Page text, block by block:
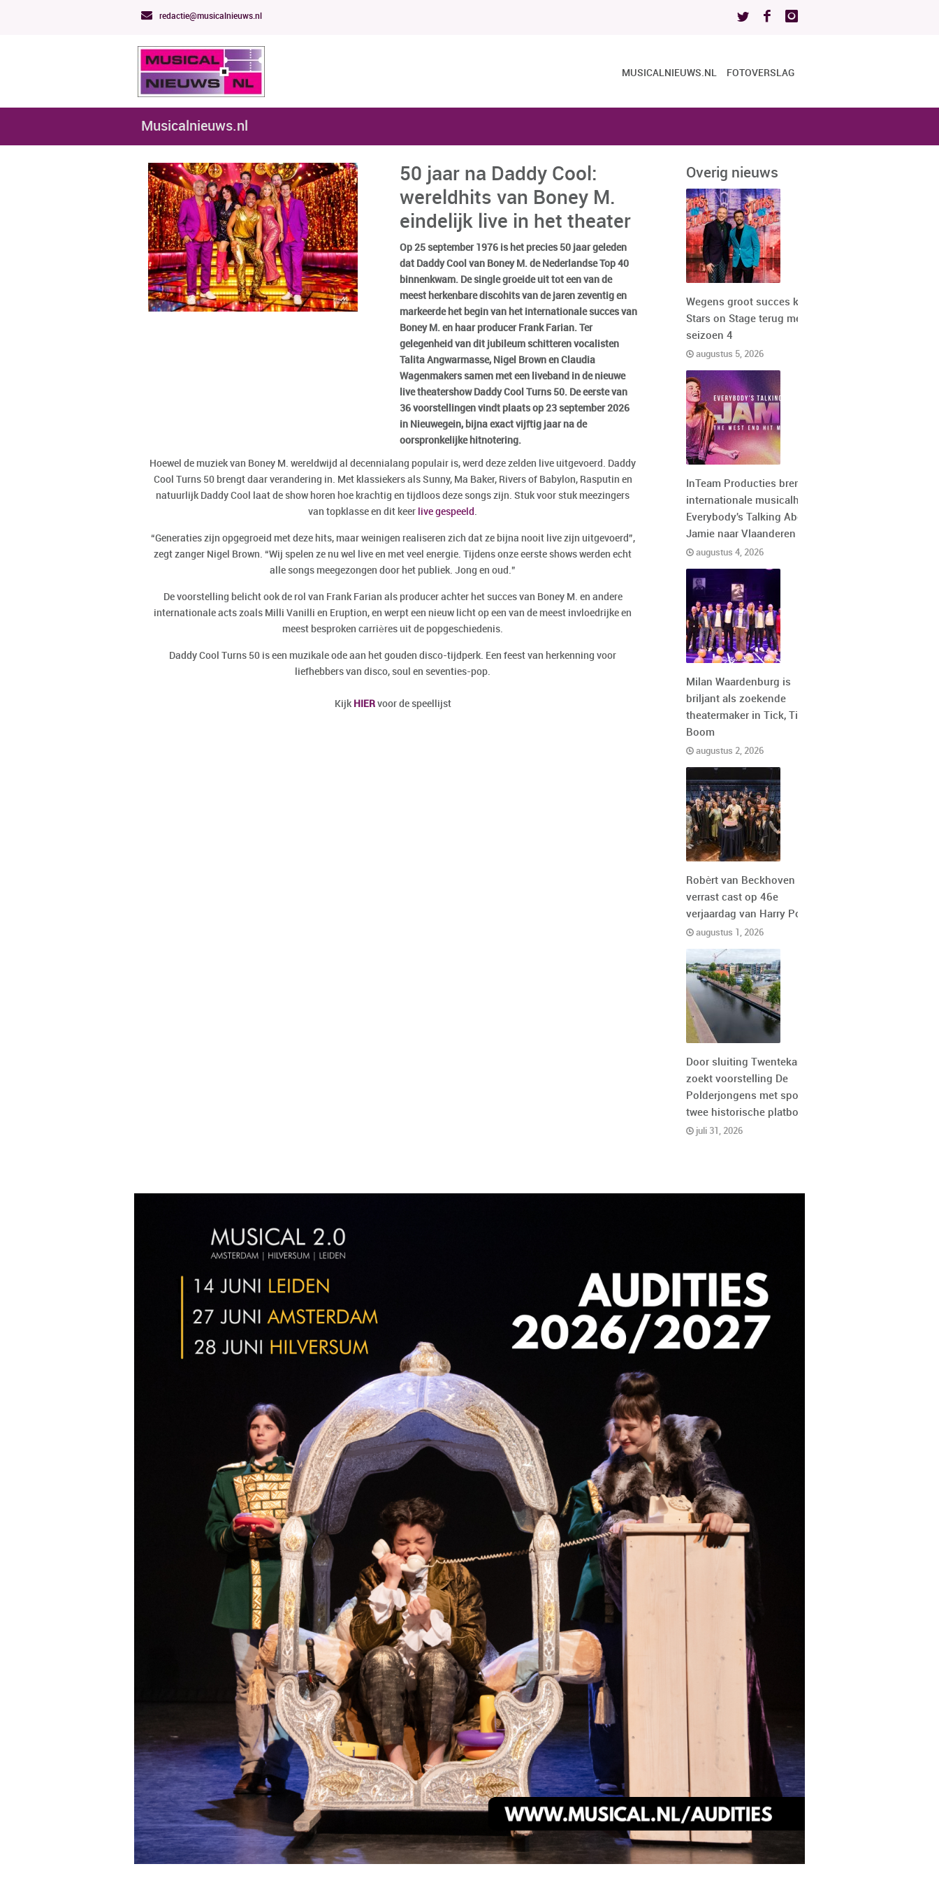
redactie@musicalnieuws.nl
MUSICALNIEUWS.NL FOTOVERSLAG
Musicalnieuws.nl
50 jaar na Daddy Cool:
wereldhits van Boney M.
eindelijk live in het theater
Op 25 september 1976 is het precies 50 jaar geleden
dat Daddy Cool van Boney M. de Nederlandse Top 40
binnenkwam. De single groeide uit tot een van de
meest herkenbare discohits van de jaren zeventig en
markeerde het begin van het internationale succes van
Boney M. en haar producer Frank Farian. Ter
gelegenheid van dit jubileum schitteren vocalisten
Talita Angwarmasse, Nigel Brown en Claudia
Wagenmakers samen met een liveband in de nieuwe
live theatershow Daddy Cool Turns 50. De eerste van
36 voorstellingen vindt plaats op 23 september 2026
in Nieuwegein, bijna exact vijftig jaar na de
oorspronkelijke hitnotering.
Hoewel de muziek van Boney M. wereldwijd al decennialang populair is, werd deze zelden live uitgevoerd. Daddy
Cool Turns 50 brengt daar verandering in. Met klassiekers als Sunny, Ma Baker, Rivers of Babylon, Rasputin en
natuurlijk Daddy Cool laat de show horen hoe krachtig en tijdloos deze songs zijn. Stuk voor stuk meezingers
van topklasse en dit keer live gespeeld .
“Generaties zijn opgegroeid met deze hits, maar weinigen realiseren zich dat ze bijna nooit live zijn uitgevoerd”,
zegt zanger Nigel Brown. “Wij spelen ze nu wel live en met veel energie. Tijdens onze eerste shows werden echt
alle songs meegezongen door het publiek. Jong en oud.”
De voorstelling belicht ook de rol van Frank Farian als producer achter het succes van Boney M. en andere
internationale acts zoals Milli Vanilli en Eruption, en werpt een nieuw licht op een van de meest invloedrijke en
meest besproken carrières uit de popgeschiedenis.
Daddy Cool Turns 50 is een muzikale ode aan het gouden disco-tijdperk. Een feest van herkenning voor
liefhebbers van disco, soul en seventies-pop.
Kijk HIER voor de speellijst
Overig nieuws
Wegens groot succes keert
Stars on Stage terug met
seizoen 4
augustus 5, 2026
InTeam Producties brengt de
internationale musicalhit
Everybody's Talking About
Jamie naar Vlaanderen
augustus 4, 2026
Milan Waardenburg is
briljant als zoekende
theatermaker in Tick, Tick,
Boom
augustus 2, 2026
Robèrt van Beckhoven
verrast cast op 46e
verjaardag van Harry Potter
augustus 1, 2026
Door sluiting Twentekanaal
zoekt voorstelling De
Polderjongens met spoed
twee historische platbodems
juli 31, 2026